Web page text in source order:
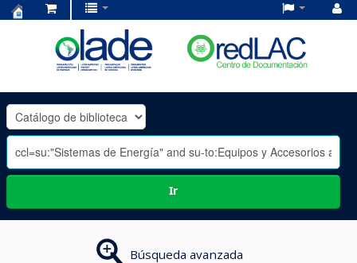
OLADE
-
Ir
Búsqueda avanzada